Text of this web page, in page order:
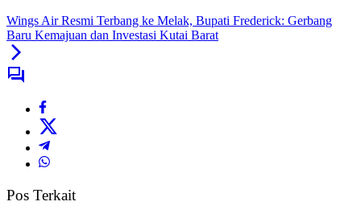
Wings Air Resmi Terbang ke Melak, Bupati Frederick: Gerbang
Baru Kemajuan dan Investasi Kutai Barat‎
Pos Terkait